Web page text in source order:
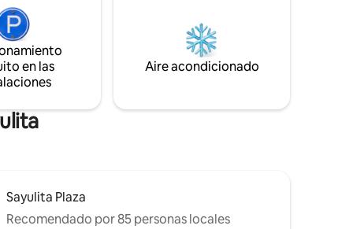
con
emocionante ciudad de Sayulita.
en las
Aire acondicionado
Sayulita Plaza
Recomendado por 85 personas locales